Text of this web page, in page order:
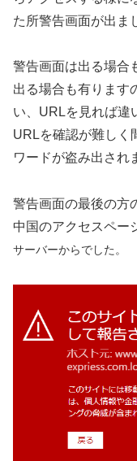
た所警告画面が出ま
警告画面は出る場合
出る場合も有ります
い、URLを見れば違
URLを確認が難しく
ワードが盗み出され
警告画面の最後の方
中国のアクセスペー
サーバーからでした。